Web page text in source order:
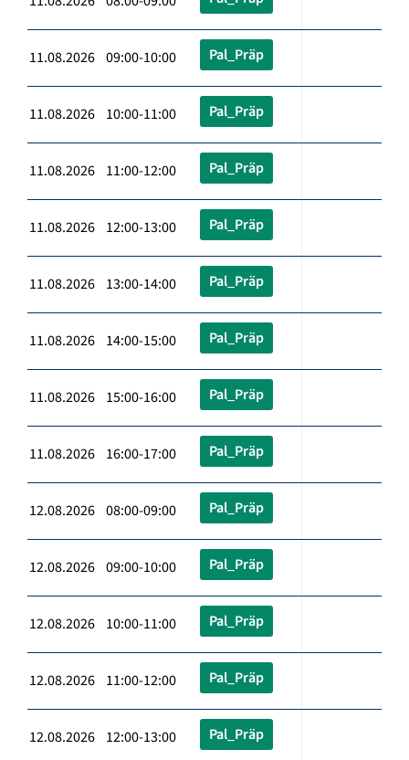
11.08.2026 09:00-10:00 Pal_Präp
11.08.2026 10:00-11:00 Pal_Präp
11.08.2026 11:00-12:00 Pal_Präp
11.08.2026 12:00-13:00 Pal_Präp
11.08.2026 13:00-14:00 Pal_Präp
11.08.2026 14:00-15:00 Pal_Präp
11.08.2026 15:00-16:00 Pal_Präp
11.08.2026 16:00-17:00 Pal_Präp
12.08.2026 08:00-09:00 Pal_Präp
12.08.2026 09:00-10:00 Pal_Präp
12.08.2026 10:00-11:00 Pal_Präp
12.08.2026 11:00-12:00 Pal_Präp
12.08.2026 12:00-13:00 Pal_Präp